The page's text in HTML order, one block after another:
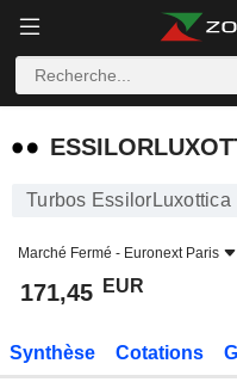
ESSILORLUXOTTICA
Turbos EssilorLuxottica
Marché Fermé - Euronext Paris
171,45 EUR
Synthèse Cotations